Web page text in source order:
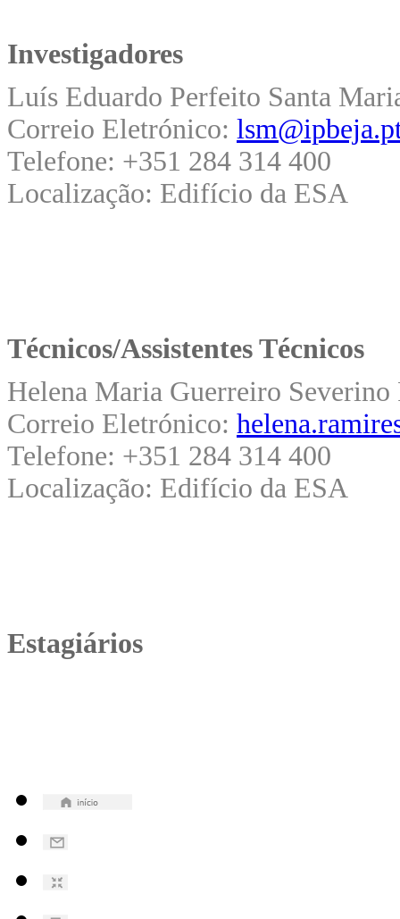
Investigadores
Luís Eduardo Perfeito Santa
Correio Eletrónico:
Telefone: +351 284 314 400
Localização: Edifício da ESA
Técnicos/Assistentes Técnicos
Helena Maria Guerreiro Severino
Correio Eletrónico:
Telefone: +351 284 314 400
Localização: Edifício da ESA
Estagiários